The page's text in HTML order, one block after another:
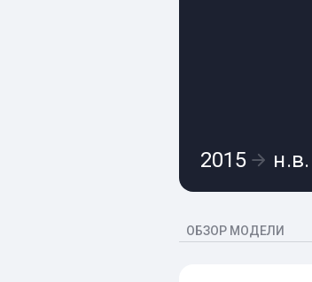
2015 н.в.
ОБЗОР МОДЕЛИ